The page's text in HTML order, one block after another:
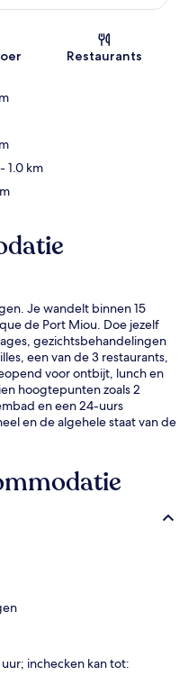
Restaurants
- 1.0 km
Je wandelt binnen 15
de Port Miou. Doe jezelf
gezichtsbehandelingen
een van de 3 restaurants,
voor ontbijt, lunch en
hoogtepunten zoals 2
en een 24-uurs
en de algehele staat van de
reizigers.
inchecken kan tot: